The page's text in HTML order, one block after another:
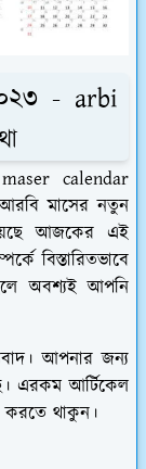
- arbi
calendar
মাসের নতুন
আজকের এই
বিস্তারিতভাবে
অবশ্যই আপনি
আপনার জন্য
এরকম আর্টিকেল
থাকুন।